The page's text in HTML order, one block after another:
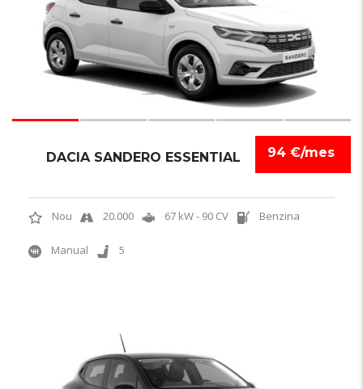
94 €/mes
DACIA SANDERO ESSENTIAL
Nou 20.000 67 kW - 90 CV Benzina
Manual 5